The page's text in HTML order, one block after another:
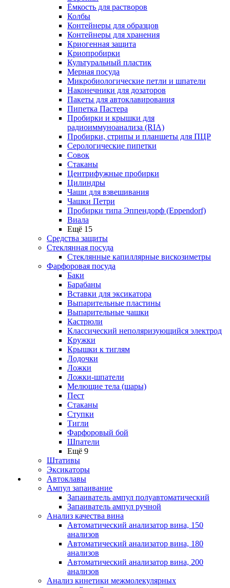
Ёмкость для растворов
Колбы
Контейнеры для образцов
Контейнеры для хранения
Криогенная защита
Криопробирки
Культуральный пластик
Мерная посуда
Микробиологические петли и шпатели
Наконечники для дозаторов
Пакеты для автоклавирования
Пипетка Пастера
Пробирки и крышки для
радиоиммуноанализа (RIA)
Пробирки, стрипы и планшеты для ПЦР
Серологические пипетки
Совок
Стаканы
Центрифужные пробирки
Цилиндры
Чаши для взвешивания
Чашки Петри
Пробирки типа Эппендорф (Eppendorf)
Виала
Ещё 15
Средства защиты
Стеклянная посуда
Стеклянные капиллярные вискозиметры
Фарфоровая посуда
Баки
Барабаны
Вставки для эксикатора
Выпарительные пластины
Выпарительные чашки
Кастрюли
Классический неполяризующийся электрод
Кружки
Крышки к тиглям
Лодочки
Ложки
Ложки-шпатели
Мелющие тела (шары)
Пест
Стаканы
Ступки
Тигли
Фарфоровый бой
Шпатели
Ещё 9
Штативы
Эксикаторы
Автоклавы
Ампул запаивание
Запаиватель ампул полуавтоматический
Запаиватель ампул ручной
Анализ качества вина
Автоматический анализатор вина, 150
анализов
Автоматический анализатор вина, 180
анализов
Автоматический анализатор вина, 200
анализов
Анализ кинетики межмолекулярных